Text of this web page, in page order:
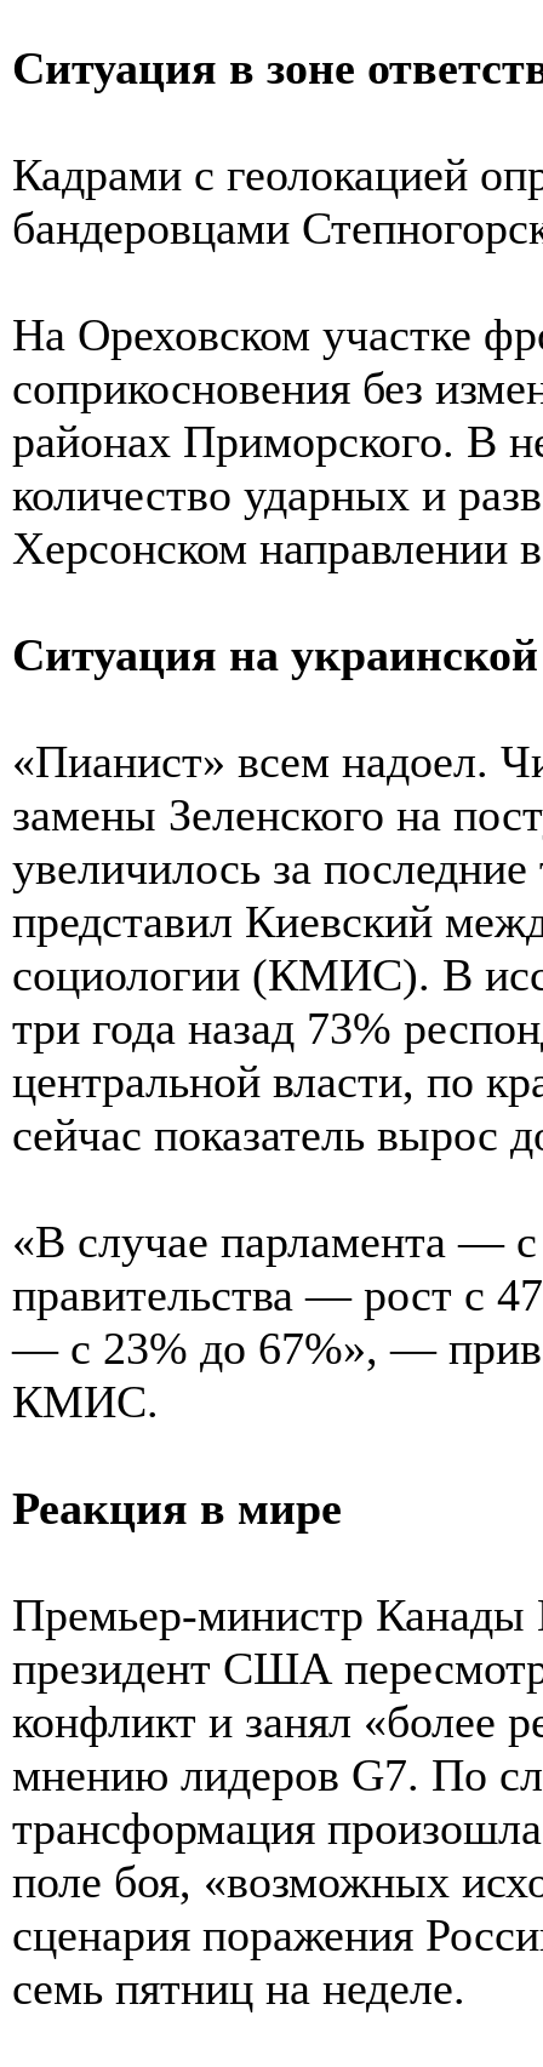
Ситуация в зоне
Кадрами с геолокацией
бандеровцами
На Ореховском участке
соприкосновения без
районах Приморского. В
количество ударных и
Херсонском направлении
Ситуация на
«Пианист» всем надоел.
замены Зеленского на
увеличилось за
представил Киевский
социологии (КМИС). В
три года назад 73%
центральной власти, по
сейчас показатель вырос
«В случае парламента —
правительства — рост с
— с 23% до 67%», —
КМИС.
Реакция в мире
Премьер-министр Канады
президент США
конфликт и занял «более
мнению лидеров G7. По
трансформация
поле боя, «возможных
сценария поражения
семь пятниц на неделе.